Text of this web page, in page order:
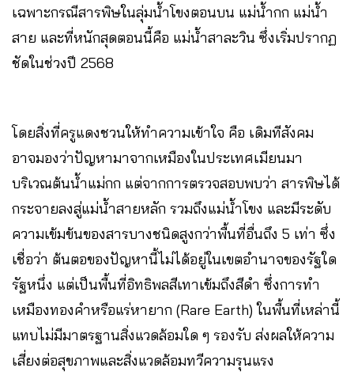
เฉพาะกรณีสารพิษในลุ่มน้ำโขงตอนบน แม่น้ำกก แม่น้ำ
สาย และที่หนักสุดตอนนี้คือ แม่น้ำสาละวิน ซึ่งเริ่มปรากฏ
ชัดในช่วงปี 2568
โดยสิ่งที่ครูแดงชวนให้ทำความเข้าใจ คือ เดิมทีสังคม
อาจมองว่าปัญหามาจากเหมืองในประเทศเมียนมา
บริเวณต้นน้ำแม่กก แต่จากการตรวจสอบพบว่า สารพิษได้
กระจายลงสู่แม่น้ำสายหลัก รวมถึงแม่น้ำโขง และมีระดับ
ความเข้มข้นของสารบางชนิดสูงกว่าพื้นที่อื่นถึง 5 เท่า ซึ่ง
เชื่อว่า ต้นตอของปัญหานี้ไม่ได้อยู่ในเขตอำนาจของรัฐใด
รัฐหนึ่ง แต่เป็นพื้นที่อิทธิพลสีเทาเข้มถึงสีดำ ซึ่งการทำ
เหมืองทองคำหรือแร่หายาก (Rare Earth) ในพื้นที่เหล่านี้
แทบไม่มีมาตรฐานสิ่งแวดล้อมใด ๆ รองรับ ส่งผลให้ความ
เสี่ยงต่อสุขภาพและสิ่งแวดล้อมทวีความรุนแรง